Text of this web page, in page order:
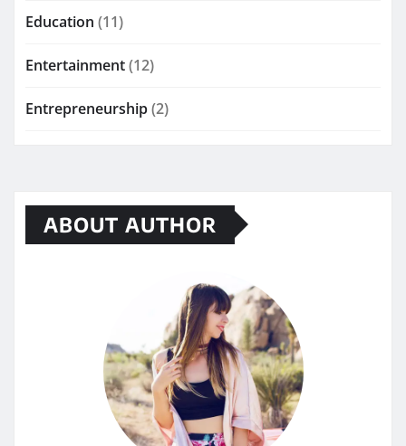
Education (11)
Entertainment(12)
Entrepreneurship(2)
ABOUT AUTHOR